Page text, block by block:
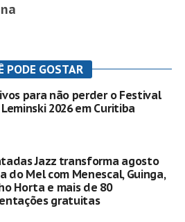
PODE GOSTAR
para não perder o Festival
2026 em Curitiba
Jazz transforma agosto
do Mel com Menescal, Guinga,
Horta e mais de 80
gratuitas